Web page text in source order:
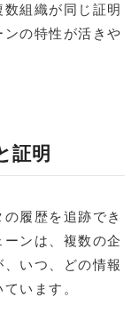
組織が同じ証明
の特性が活きや
証明
履歴を追跡でき
ンは、複数の企
いつ、どの情報
います。